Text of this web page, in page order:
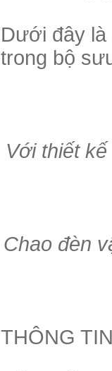
Dưới đây là
trong bộ
Với thiết
Chao đèn
THÔNG